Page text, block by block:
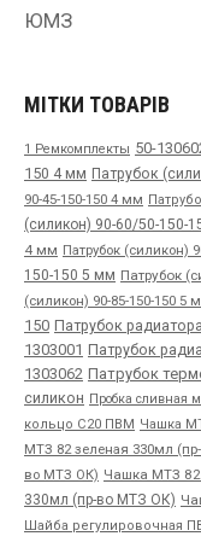
ЮМЗ
МІТКИ ТОВАРІВ
1 Ремкомплекты 50-
150 4 мм Патрубок
90-45-150-150 4 мм
(силикон) 90-60/50-150-
4 мм Патрубок (силикон)
150-150 5 мм Патрубок
(силикон) 90-85-150-150 5
150 Патрубок
1303001 Патрубок
1303062 Патрубок
силикон Пробка сливная
кольцо С20 ПВМ Чашка
МТЗ 82 зеленая 330мл
во МТЗ ОК) Чашка МТЗ
330мл (пр-во МТЗ ОК)
Шайба регулировочная